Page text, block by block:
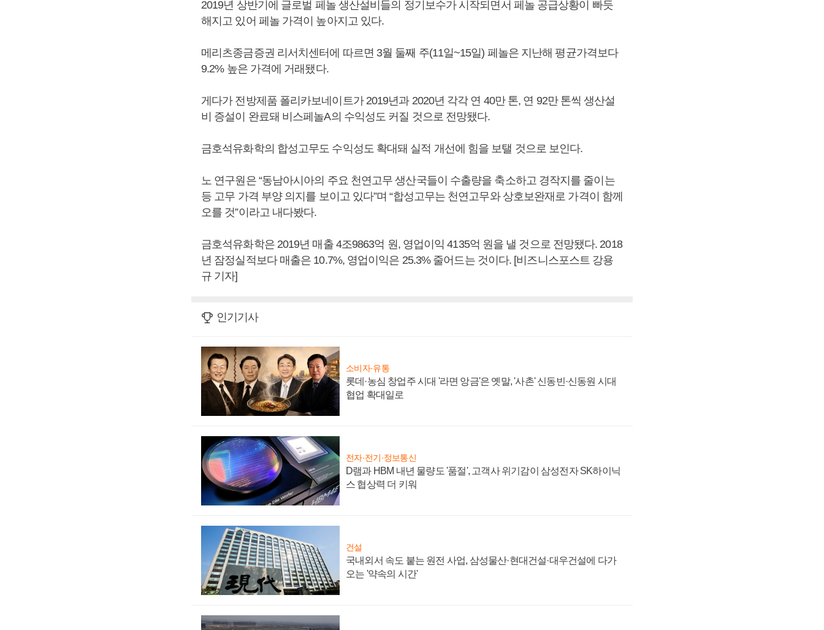
2019년 상반기에 글로벌 페놀 생산설비들의 정기보수가 시작되면서 페놀 공급상황이 빠듯
해지고 있어 페놀 가격이 높아지고 있다.
메리츠종금증권 리서치센터에 따르면 3월 둘째 주(11일~15일) 페놀은 지난해 평균가격보다
9.2% 높은 가격에 거래됐다.
게다가 전방제품 폴리카보네이트가 2019년과 2020년 각각 연 40만 톤, 연 92만 톤씩 생산설
비 증설이 완료돼 비스페놀A의 수익성도 커질 것으로 전망됐다.
금호석유화학의 합성고무도 수익성도 확대돼 실적 개선에 힘을 보탤 것으로 보인다.
노 연구원은 “동남아시아의 주요 천연고무 생산국들이 수출량을 축소하고 경작지를 줄이는
등 고무 가격 부양 의지를 보이고 있다”며 “합성고무는 천연고무와 상호보완재로 가격이 함께
오를 것”이라고 내다봤다.
금호석유화학은 2019년 매출 4조9863억 원, 영업이익 4135억 원을 낼 것으로 전망됐다. 2018
년 잠정실적보다 매출은 10.7%, 영업이익은 25.3% 줄어드는 것이다. [비즈니스포스트 강용
규 기자]
인기기사
소비자·유통
롯데·농심 창업주 시대 '라면 앙금'은 옛말, '사촌' 신동빈·신동원 시대
협업 확대일로
전자·전기·정보통신
D램과 HBM 내년 물량도 '품절', 고객사 위기감이 삼성전자 SK하이닉
스 협상력 더 키워
건설
국내외서 속도 붙는 원전 사업, 삼성물산·현대건설·대우건설에 다가
오는 '약속의 시간'